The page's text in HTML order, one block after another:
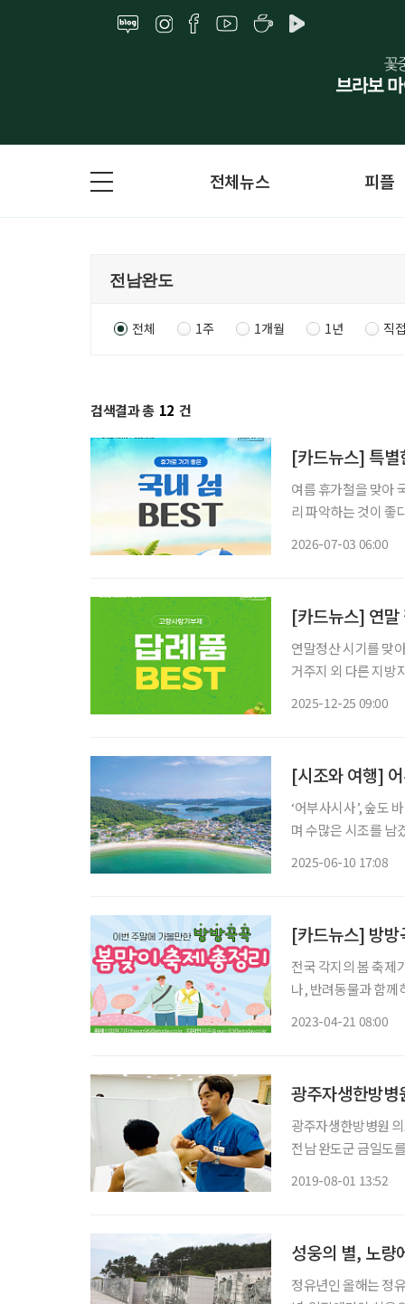
전체뉴스 피플
전체 1주 1개월 1년 직
검색결과 총 12 건
[카드뉴스] 특별
여름 휴가철을 맞아
리 파악하는 것이 좋
2026-07-03 06:00
[카드뉴스] 연
연말정산 시기를 맞
거주지 외 다른 지방
2025-12-25 09:00
[시조와 여행]
‘어부사시사’, 숲도 바다도 먹거리도 보길
며 수많은 시조를 남
2025-06-10 17:08
[카드뉴스] 방방
전국 각지의 봄 축제
나, 반려동물과 함께
2023-04-21 08:00
광주자생한방
광주자생한방병원
전남 완도군 금일도를 찾았다. 이번 봉사활동은 광주자생한방
2019-08-01 13:52
성웅의 별, 노량
정유년인 올해는 정